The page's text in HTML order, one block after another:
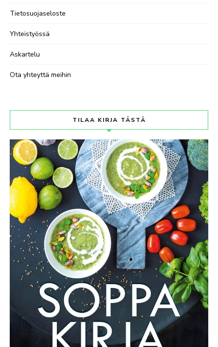
Tietosuojaseloste
Yhteistyössä
Askartelu
Ota yhteyttä meihin
TILAA KIRJA TÄSTÄ